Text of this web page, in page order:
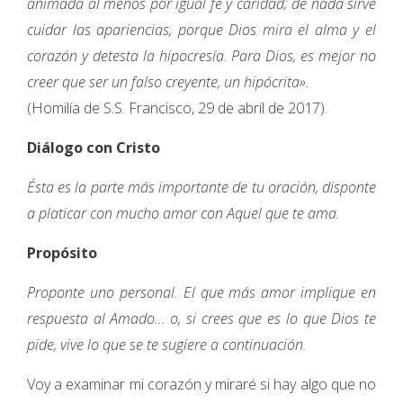
cuidar las apariencias, porque Dios mira el alma y el
corazón y detesta la hipocresía. Para Dios, es mejor no
creer que ser un falso creyente, un hipócrita».
(Homilía de S.S. Francisco, 29 de abril de 2017).
Diálogo con Cristo
Ésta es la parte más importante de tu oración, disponte
a platicar con mucho amor con Aquel que te ama.
Propósito
Proponte uno personal. El que más amor implique en
respuesta al Amado… o, si crees que es lo que Dios te
pide, vive lo que se te sugiere a continuación.
Voy a examinar mi corazón y miraré si hay algo que no